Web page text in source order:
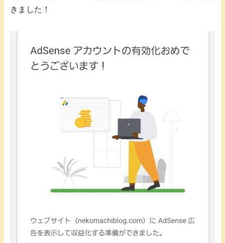
きました！